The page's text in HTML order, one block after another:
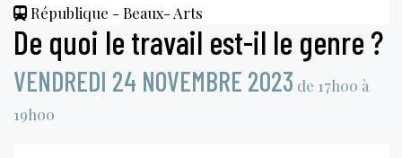
République - Beaux- Arts
De quoi le travail est-il le genre ?
VENDREDI 24 NOVEMBRE 2023 de 17h00 à
19h00